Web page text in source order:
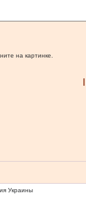
на картинке.
Украины